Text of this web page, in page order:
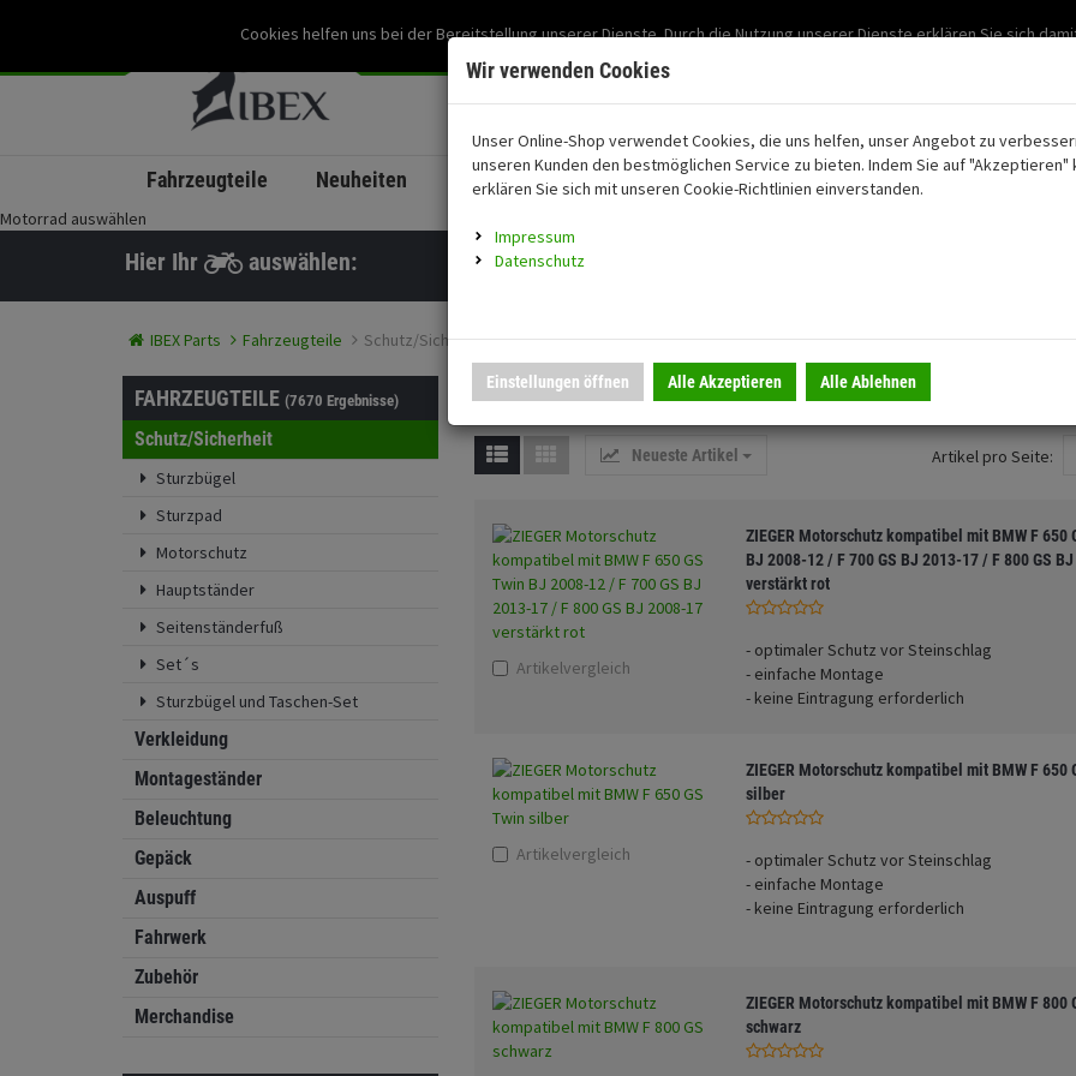
Cookies helfen uns bei der Bereitstellung unserer Dienste. Durch die Nutzung unserer Dienste erklären Sie sich
Mein Konto Support: 03501-
Fahrzeugteile Neuheiten coming soon
Motorrad auswählen
Hier Ihr auswählen:
IBEX Parts Fahrzeugteile Schutz/Sicherheit
FAHRZEUGTEILE (7670 Ergebnisse)
Schutz/Sicherheit
Sturzbügel
Sturzpad
Motorschutz
Hauptständer
Seitenständerfuß
Set´s
Sturzbügel und Taschen-Set
Verkleidung
Montageständer
Beleuchtung
Gepäck
Auspuff
Fahrwerk
Zubehör
Merchandise
Schutz/Sicherheit
Neueste Artikel Artikel pro Seite:
Artikelvergleich
ZIEGER Motorschutz kompatibel mit BMW F 650
BJ 2008-12 / F 700 GS BJ 2013-17 / F 800 GS
verstärkt rot
- optimaler Schutz vor Steinschlag
- einfache Montage
- keine Eintragung erforderlich
Artikelvergleich
ZIEGER Motorschutz kompatibel mit BMW F 650
silber
- optimaler Schutz vor Steinschlag
- einfache Montage
- keine Eintragung erforderlich
ZIEGER Motorschutz kompatibel mit BMW F 800
schwarz
Wir verwenden Cookies
Unser Online-Shop verwendet Cookies, die uns helfen, unser Angebot zu
unseren Kunden den bestmöglichen Service zu bieten. Indem Sie auf "Akzeptieren"
erklären Sie sich mit unseren Cookie-Richtlinien einverstanden.
Impressum
Datenschutz
Einstellungen öffnen Alle Akzeptieren Alle Ablehnen